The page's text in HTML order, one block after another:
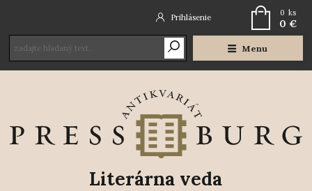
Menu
Prihlásenie 0 ks
0 €
Literárna veda